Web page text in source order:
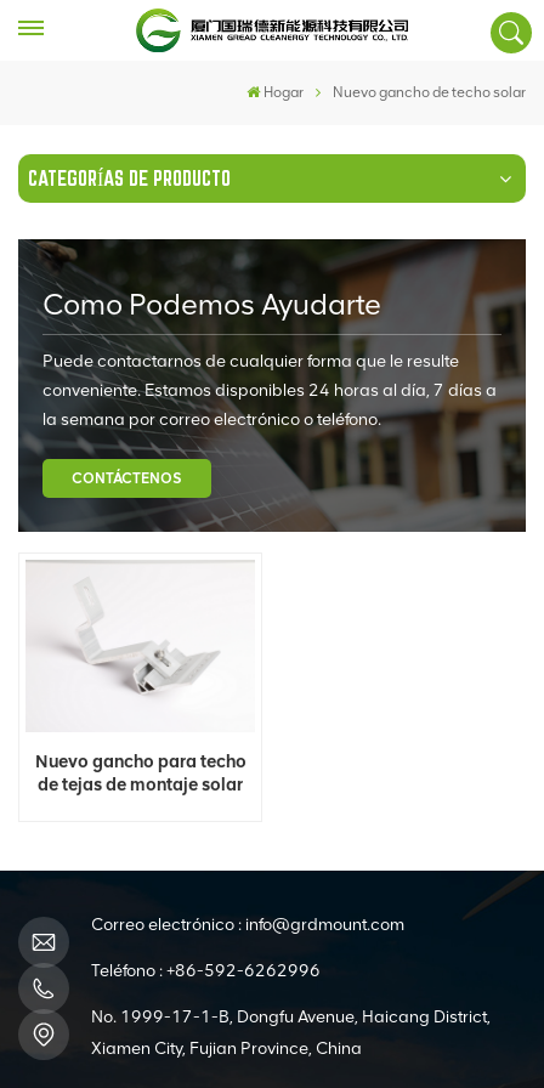
Hogar Nuevo gancho de techo solar
CATEGORÍAS DE PRODUCTO
Como Podemos Ayudarte
Puede contactarnos de cualquier forma que le resulte
conveniente. Estamos disponibles 24 horas al día, 7 días a
la semana por correo electrónico o teléfono.
CONTÁCTENOS
Nuevo gancho para techo
de tejas de montaje solar
Correo electrónico : info@grdmount.com
Teléfono :+86-592-6262996
No. 1999-17-1-B, Dongfu Avenue, Haicang District,
Xiamen City, Fujian Province, China